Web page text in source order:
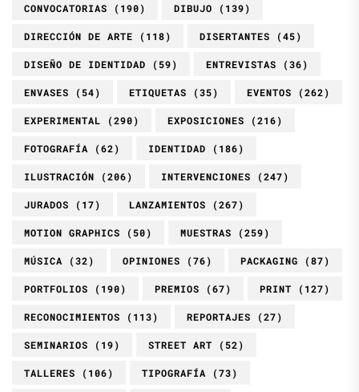
CONVOCATORIAS (190) DIBUJO (139)
DIRECCIÓN DE ARTE (118) DISERTANTES (45)
DISEÑO DE IDENTIDAD (59) ENTREVISTAS (36)
ENVASES (54) ETIQUETAS (35) EVENTOS (262)
EXPERIMENTAL (290) EXPOSICIONES (216)
FOTOGRAFÍA (62) IDENTIDAD (186)
ILUSTRACIÓN (206) INTERVENCIONES (247)
JURADOS (17) LANZAMIENTOS (267)
MOTION GRAPHICS (50) MUESTRAS (259)
MÚSICA (32) OPINIONES (76) PACKAGING (87)
PORTFOLIOS (190) PREMIOS (67) PRINT (127)
RECONOCIMIENTOS (113) REPORTAJES (27)
SEMINARIOS (19) STREET ART (52)
TALLERES (106) TIPOGRAFÍA (73)